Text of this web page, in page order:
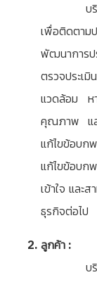
บ
เพื่อติดตาม
พัฒนาการป
ตรวจประเ
แวดล้อม หา
คุณภาพ แล
แก้ไขข้อบก
แก้ไขข้อบก
เข้าใจ และ
ธุรกิจต่อไป
ลูกค้า :
บ